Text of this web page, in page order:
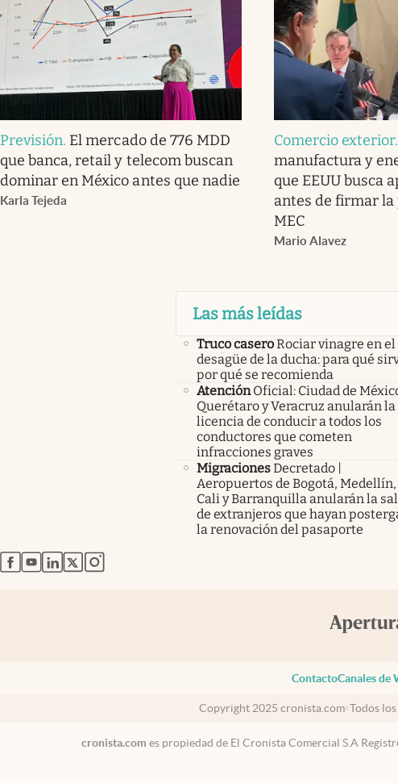
Previsión. El mercado de 776 MDD
que banca, retail y telecom buscan
dominar en México antes que nadie
Karla Tejeda
Comercio exterior.
manufactura y
que EEUU busca
antes de firmar
MEC
Mario Alavez
Las más leídas
Truco caseroRociar vinagre en el
desagüe de la ducha: para qué
por qué se recomienda
Atención Oficial: Ciudad de
Querétaro y Veracruz anularán la
licencia de conducir a todos los
conductores que cometen
infracciones graves
MigracionesDecretado |
Aeropuertos de Bogotá, Medellín,
Cali y Barranquilla anularán la
de extranjeros que hayan
la renovación del pasaporte
abre en nueva pestaña
abre en nueva pestaña
abre en nueva pestaña
abre en nueva pestaña
abre en nueva pestaña
ContactoCanales de
Copyright 2025 cronista.com Todos
cronista.com es propiedad de El Cronista Comercial S.A